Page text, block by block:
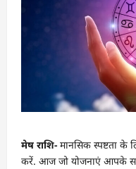
मेष राशि- मानसिक स्पष्टता के
करें. आज जो योजनाएं आपके